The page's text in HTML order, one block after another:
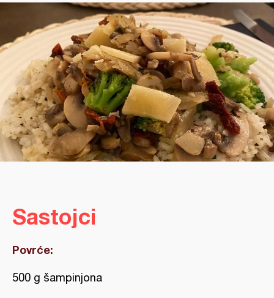
Sastojci
Povrće:
500 g šampinjona